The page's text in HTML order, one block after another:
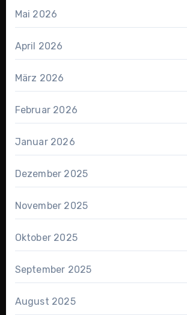
Mai 2026
April 2026
März 2026
Februar 2026
Januar 2026
Dezember 2025
November 2025
Oktober 2025
September 2025
August 2025